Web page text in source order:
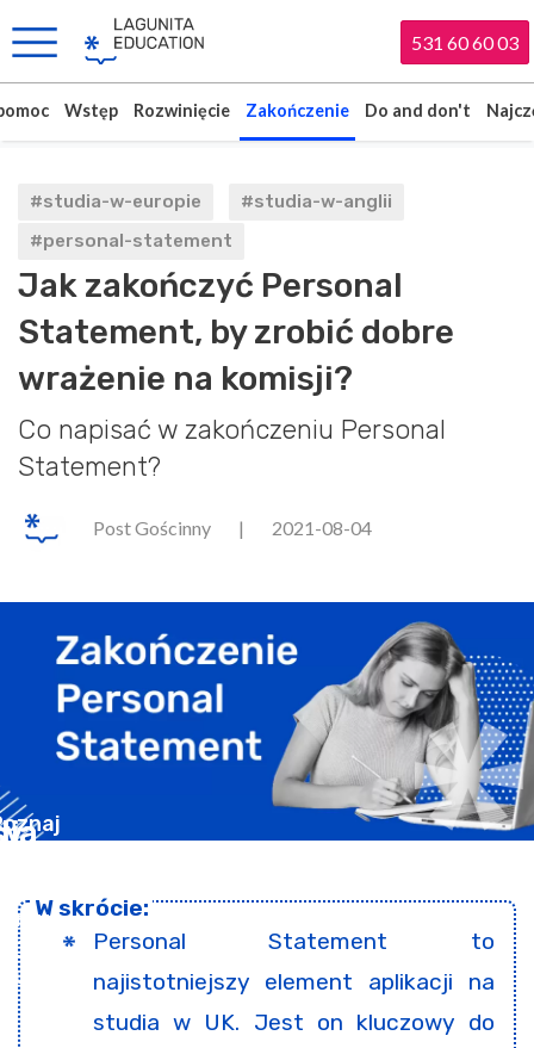
531 60 60 03
Wstęp Rozwinięcie Zakończenie Do and don't
#studia-w-europie
#studia-w-anglii
#personal-statement
Jak zakończyć Personal
Statement, by zrobić dobre
wrażenie na komisji?
Co napisać w zakończeniu Personal
Statement?
Post Gościnny | 2021-08-04
Personal Statement to
najistotniejszy element aplikacji na
studia w UK. Jest on kluczowy do